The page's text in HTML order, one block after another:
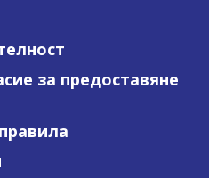
за предоставяне